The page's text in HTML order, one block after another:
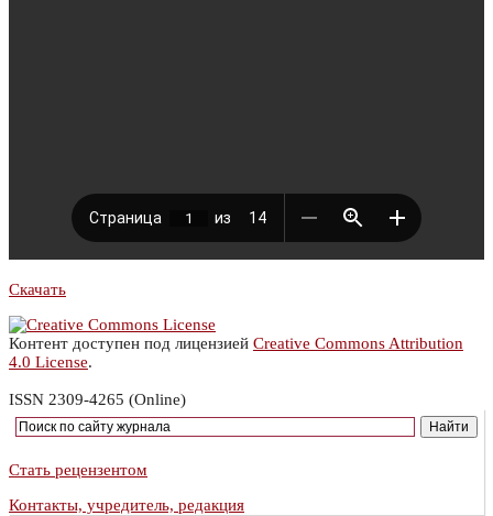
Скачать
Контент доступен под лицензией Creative Commons Attribution
4.0 License.
ISSN 2309-4265 (Online)
Стать рецензентом
Контакты, учредитель, редакция